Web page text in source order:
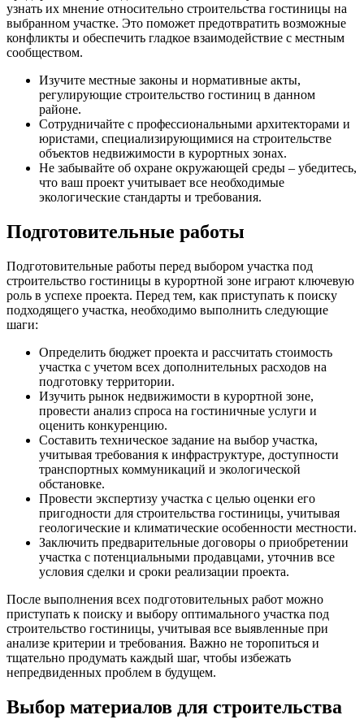
узнать их мнение относительно строительства гостиницы на
выбранном участке. Это поможет предотвратить возможные
конфликты и обеспечить гладкое взаимодействие с местным
сообществом.
Изучите местные законы и нормативные акты,
регулирующие строительство гостиниц в данном
районе.
Сотрудничайте с профессиональными архитекторами и
юристами, специализирующимися на строительстве
объектов недвижимости в курортных зонах.
Не забывайте об охране окружающей среды – убедитесь,
что ваш проект учитывает все необходимые
экологические стандарты и требования.
Подготовительные работы
Подготовительные работы перед выбором участка под
строительство гостиницы в курортной зоне играют ключевую
роль в успехе проекта. Перед тем, как приступать к поиску
подходящего участка, необходимо выполнить следующие
шаги:
Определить бюджет проекта и рассчитать стоимость
участка с учетом всех дополнительных расходов на
подготовку территории.
Изучить рынок недвижимости в курортной зоне,
провести анализ спроса на гостиничные услуги и
оценить конкуренцию.
Составить техническое задание на выбор участка,
учитывая требования к инфраструктуре, доступности
транспортных коммуникаций и экологической
обстановке.
Провести экспертизу участка с целью оценки его
пригодности для строительства гостиницы, учитывая
геологические и климатические особенности местности.
Заключить предварительные договоры о приобретении
участка с потенциальными продавцами, уточнив все
условия сделки и сроки реализации проекта.
После выполнения всех подготовительных работ можно
приступать к поиску и выбору оптимального участка под
строительство гостиницы, учитывая все выявленные при
анализе критерии и требования. Важно не торопиться и
тщательно продумать каждый шаг, чтобы избежать
непредвиденных проблем в будущем.
Выбор материалов для строительства